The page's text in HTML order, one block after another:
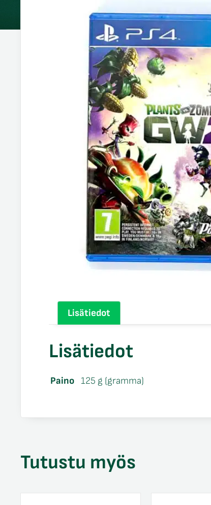
Lisätiedot
Lisätiedot
Paino 125 g (gramma)
Tutustu myös